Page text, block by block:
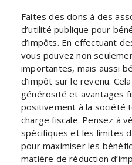
Faites des dons à des
d’utilité publique pour
d’impôts. En effectuant
vous pouvez non
importantes, mais aussi
d’impôt sur le revenu.
générosité et avantages
positivement à la société
charge fiscale. Pensez à
spécifiques et les limites
pour maximiser les
matière de réduction